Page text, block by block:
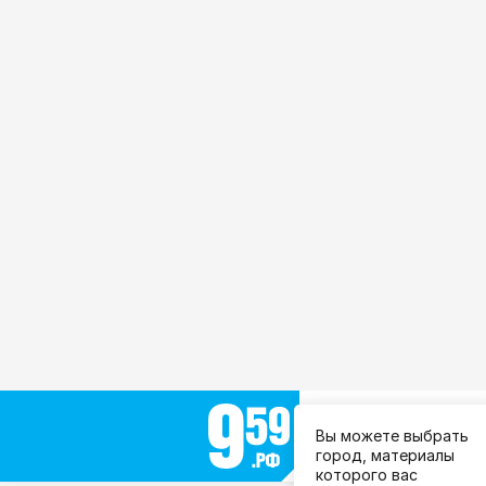
Все города
Вы можете выбрать
город, материалы
которого вас